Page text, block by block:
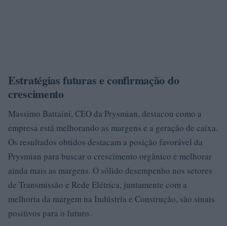
Estratégias futuras e confirmação do
crescimento
Massimo Battaini, CEO da Prysmian, destacou como a
empresa está melhorando as margens e a geração de caixa.
Os resultados obtidos destacam a posição favorável da
Prysmian para buscar o crescimento orgânico e melhorar
ainda mais as margens. O sólido desempenho nos setores
de Transmissão e Rede Elétrica, juntamente com a
melhoria da margem na Indústria e Construção, são sinais
positivos para o futuro.